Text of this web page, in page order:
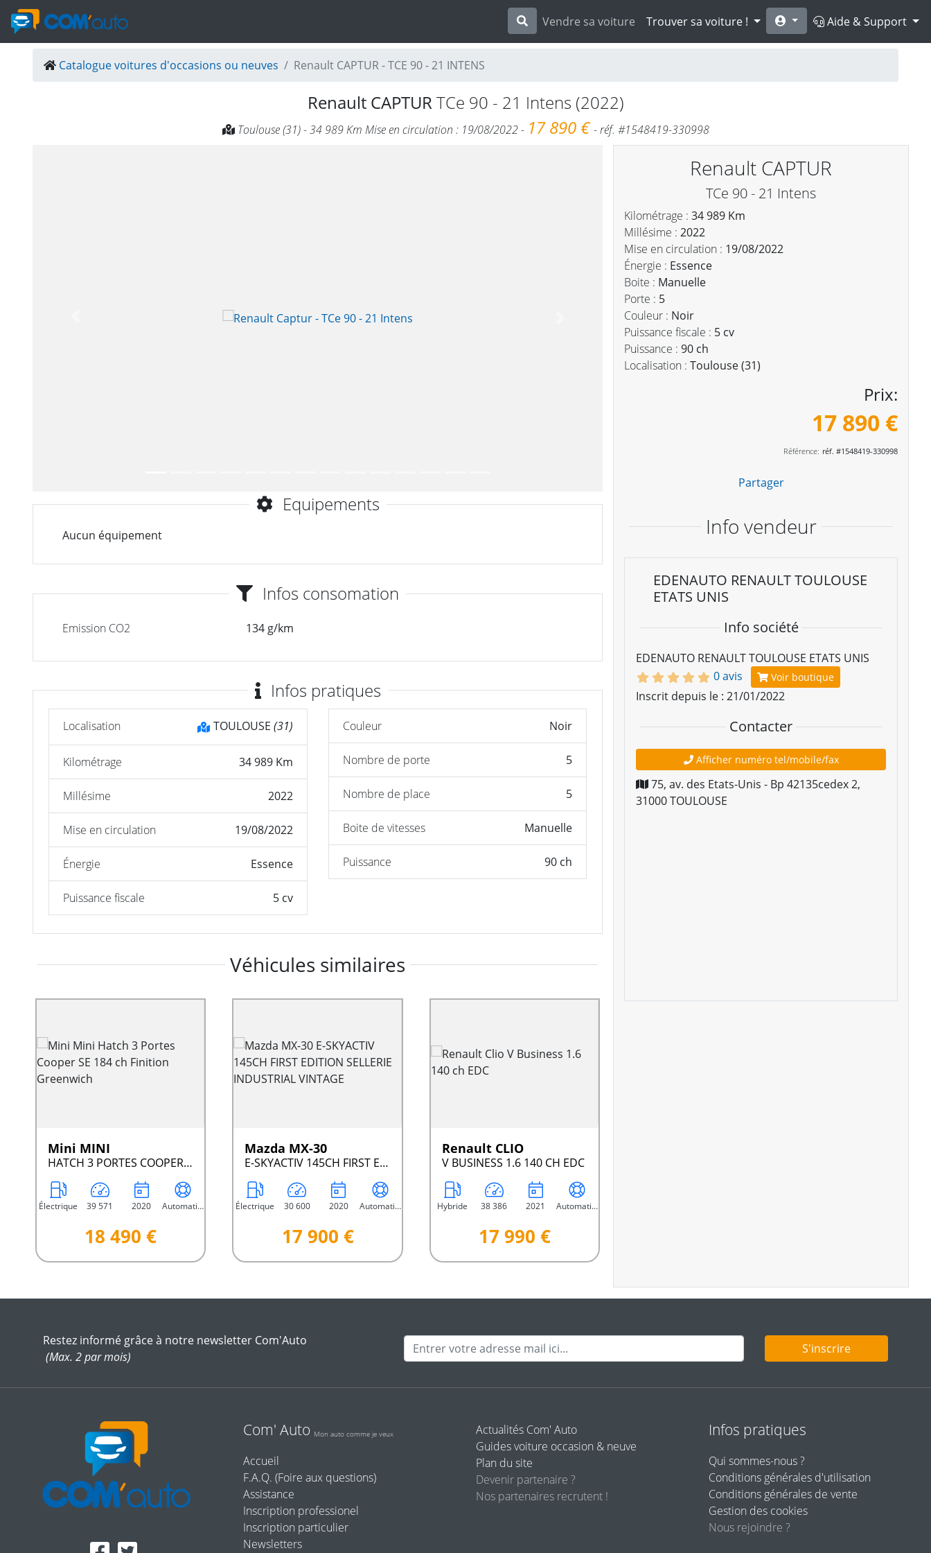
Vendre sa voiture Trouver sa voiture ! Aide & Support
Catalogue voitures d'occasions ou neuves Renault CAPTUR - TCE 90 - 21 INTENS
Renault CAPTURTCe 90 - 21 Intens (2022)
Toulouse (31) - 34 989 Km Mise en circulation : 19/08/2022 - 17 890 €- réf. #1548419-330998
Equipements
Aucun équipement
Infos consomation
Emission CO2 134 g/km
Infos pratiques
Localisation TOULOUSE (31)
Kilométrage 34 989 Km
Millésime 2022
Mise en circulation 19/08/2022
Énergie Essence
Puissance fiscale 5 cv
Couleur Noir
Nombre de porte 5
Nombre de place 5
Boite de vitesses Manuelle
Puissance 90 ch
Véhicules similaires
Mini MINI
HATCH 3 PORTES COOPER SE 184 CH FINITION GREENWICH
Électrique 39 571 2020 Automatique
18 490 €
Mazda MX-30
E-SKYACTIV 145CH FIRST EDITION SELLERIE INDUSTRIAL VINTAGE
Électrique 30 600 2020 Automatique
17 900 €
Renault CLIO
V BUSINESS 1.6 140 CH EDC
Hybride 38 386 2021 Automatique
17 990 €
Renault CAPTUR
TCe 90 - 21 Intens
Kilométrage :34 989 Km
Millésime : 2022
Mise en circulation : 19/08/2022
Énergie : Essence
Boite : Manuelle
Porte : 5
Couleur : Noir
Puissance fiscale : 5 cv
Puissance : 90 ch
Localisation : Toulouse (31)
Prix:
17 890 €
Référence: réf. #1548419-330998
Partager
Info vendeur
EDENAUTO RENAULT TOULOUSE
ETATS UNIS
Info société
EDENAUTO RENAULT TOULOUSE ETATS UNIS
0 avis
Voir boutique
Inscrit depuis le : 21/01/2022
Contacter
Afficher numéro tel/mobile/fax
75, av. des Etats-Unis - Bp 42135cedex 2,
31000TOULOUSE
Restez informé grâce à notre newsletter Com'Auto
(Max. 2 par mois)
Adresse mail S'inscrire
Com' Auto Mon auto comme je veux
Accueil
F.A.Q. (Foire aux questions)
Assistance
Inscription professionel
Inscription particulier
Newsletters
Actualités Com' Auto
Guides voiture occasion & neuve
Plan du site
Devenir partenaire ?
Nos partenaires recrutent !
Infos pratiques
Qui sommes-nous ?
Conditions générales d'utilisation
Conditions générales de vente
Gestion des cookies
Nous rejoindre ?